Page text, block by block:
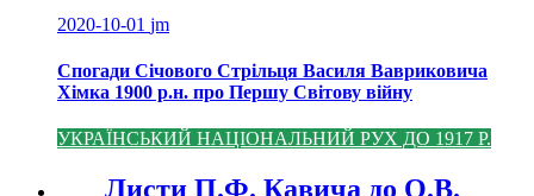
2020-10-01 jm
Спогади Січового Стрільця Василя Вавриковича
Хімка 1900 р.н. про Першу Світову війну
УКРАЇНСЬКИЙ НАЦІОНАЛЬНИЙ РУХ ДО 1917 Р.
Листи П.Ф. Кавича до О.В.